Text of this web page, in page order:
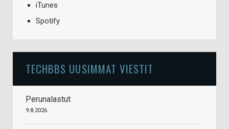
iTunes
Spotify
TECHBBS UUSIMMAT VIESTIT
Perunalastut
9.8.2026